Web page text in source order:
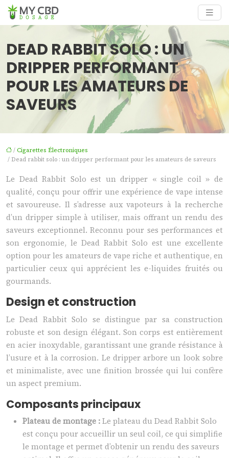
DEAD RABBIT SOLO : UN
DRIPPER PERFORMANT
POUR LES AMATEURS DE
SAVEURS
/ Cigarettes Électroniques
/ Dead rabbit solo : un dripper performant pour les amateurs de saveurs
Le Dead Rabbit Solo est un dripper « single coil » de
qualité, conçu pour offrir une expérience de vape intense
et savoureuse. Il s’adresse aux vapoteurs à la recherche
d’un dripper simple à utiliser, mais offrant un rendu des
saveurs exceptionnel. Reconnu pour ses performances et
son ergonomie, le Dead Rabbit Solo est une excellente
option pour les amateurs de vape riche et authentique, en
particulier ceux qui apprécient les e-liquides fruités ou
gourmands.
Design et construction
Le Dead Rabbit Solo se distingue par sa construction
robuste et son design élégant. Son corps est entièrement
en acier inoxydable, garantissant une grande résistance à
l’usure et à la corrosion. Le dripper arbore un look sobre
et minimaliste, avec une finition brossée qui lui confère
un aspect premium.
Composants principaux
Plateau de montage :Le plateau du Dead Rabbit Solo
est conçu pour accueillir un seul coil, ce qui simplifie
le montage et permet d’obtenir un rendu des saveurs